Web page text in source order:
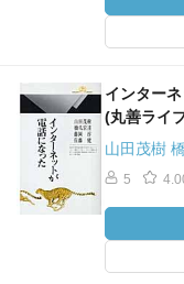
インター
(丸善ライ
山田茂樹
5